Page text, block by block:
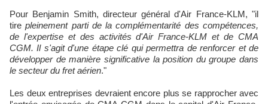
Pour Benjamin Smith, directeur général d'Air France-KLM, "il
tirepleinement parti de la complémentarité des compétences,
de l'expertise et des activités d'Air France-KLM et de CMA
CGM. Il s'agit d'une étape clé qui permettra de renforcer et de
développer de manière significative la position du groupe dans
le secteur du fret aérien."
Les deux entreprises devraient encore plus se rapprocher avec